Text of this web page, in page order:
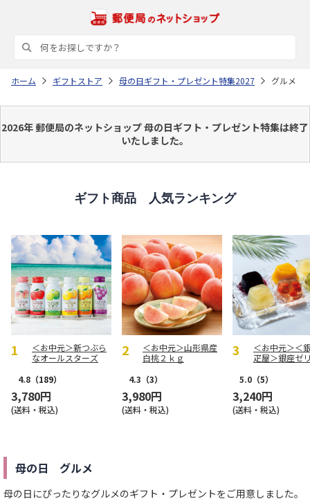
ホーム ギフトストア 母の日ギフト・プレゼント特集2027 グルメ
2026年 郵便局のネットショップ 母の日ギフト・プレゼント特集は終了
いたしました。
ギフト商品 人気ランキング
＜お中元＞新つぶら
なオールスターズ
4.8 （189）
3,780円
(送料・税込)
＜お中元＞山形県産
白桃２ｋｇ
4.3 （3）
3,980円
(送料・税込)
＜お中元＞＜
疋屋＞銀座ゼ
5.0 （5）
3,240円
(送料・税込)
母の日 グルメ
母の日にぴったりなグルメのギフト・プレゼントをご用意しました。